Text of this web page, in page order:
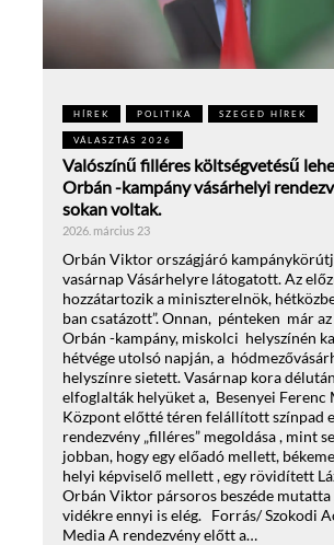
HÍREK POLITIKA SZEGED HÍREK
VÁLASZTÁS 2026
Valószínű filléres költségvetésű
Orbán -kampány vásárhelyi
sokan voltak.
2026. március 23
Orbán Viktor országjáró
vasárnap Vásárhelyre látogatott. Az
hozzátartozik a miniszterelnök,
ban csatázott”. Onnan, pénteken már
Orbán -kampány, miskolci helyszínén
hétvége utolsó napján, a
helyszínre sietett. Vasárnap kora
elfoglalták helyüket a, Besenyei Ferenc
Központ előtté téren felállított színpad
rendezvény „filléres” megoldása , mint
jobban, hogy egy előadó mellett,
helyi képviselő mellett , egy rövidített
Orbán Viktor pársoros beszéde mutatta
vidékre ennyi is elég. Forrás/ Szokodi
Media A rendezvény előtt a…